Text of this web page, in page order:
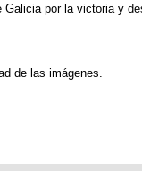
Galicia por la victoria y
de las imágenes.